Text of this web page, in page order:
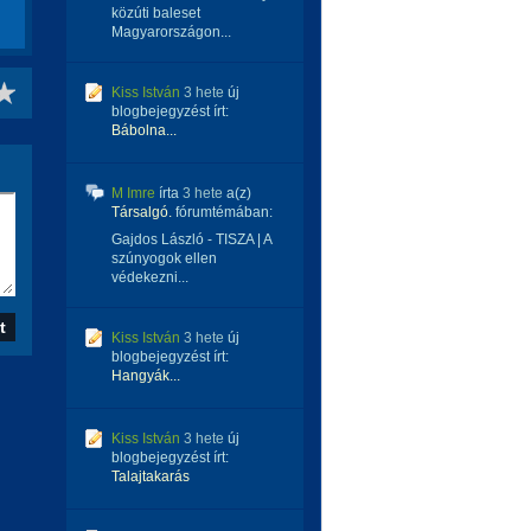
közúti baleset
Magyarországon...
Kiss István 3 hete új
blogbejegyzést írt:
Bábolna...
M Imre írta 3 hete a(z)
Társalgó. fórumtémában:
Gajdos László - TISZA | A
szúnyogok ellen
védekezni...
Kiss István 3 hete új
blogbejegyzést írt:
Hangyák...
Kiss István 3 hete új
blogbejegyzést írt:
Talajtakarás